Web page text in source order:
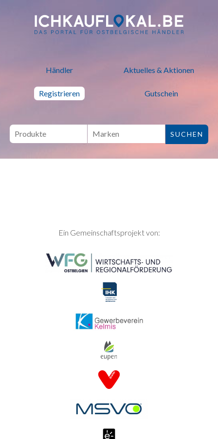
ich kauf lokal - Bei lokalen
Händler Aktuelles & Aktionen
Registrieren Gutschein
SEITENFUSSEin Gemeinschaftsprojekt von: